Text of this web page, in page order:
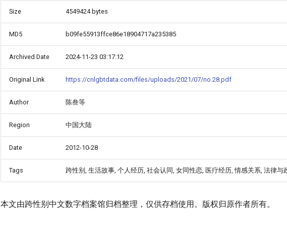
Size 4549424 bytes
MD5 b09fe55913ffce86e18904717a235385
Archived Date 2024-11-23 03:17:12
Original Link https://cnlgbtdata.com/files/uploads/2021/07/no.28.pdf
Author 陈叁等
Region 中国大陆
Date 2012-10-28
Tags 跨性别, 生活故事, 个人经历, 社会认同, 女同性恋, 医疗经历, 情感关系, 法律与
本文由跨性别中文数字档案馆归档整理，仅供存档使用。版权归原作者所有。